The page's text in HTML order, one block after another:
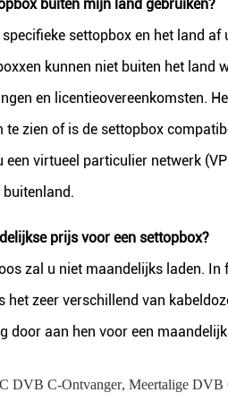
buiten mijn land gebruiken?
settopbox en het land af
kunnen niet buiten het land
en licentieovereenkomsten.
te zien of is de settopbox
een virtueel particulier netwerk
buitenland.
prijs voor een settopbox?
zal u niet maandelijks laden.
het zeer verschillend van
door aan hen voor een
DVB C-Ontvanger, Meertalige DVB